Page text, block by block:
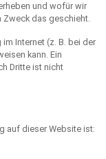
und wofür wir
Zweck das geschieht.
Internet (z. B. bei der
kann. Ein
Dritte ist nicht
auf dieser Website ist: